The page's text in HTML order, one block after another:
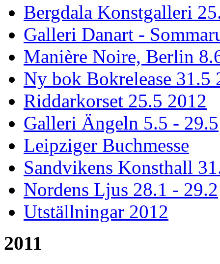
Bergdala Konstgalleri
Galleri Danart -
Manière Noire, Berlin
Ny bok Bokrelease 31.5
Riddarkorset 25.5 2012
Galleri Ängeln 5.5 - 29.5
Leipziger Buchmesse
Sandvikens Konsthall
Nordens Ljus 28.1 - 29.2
Utställningar 2012
2011